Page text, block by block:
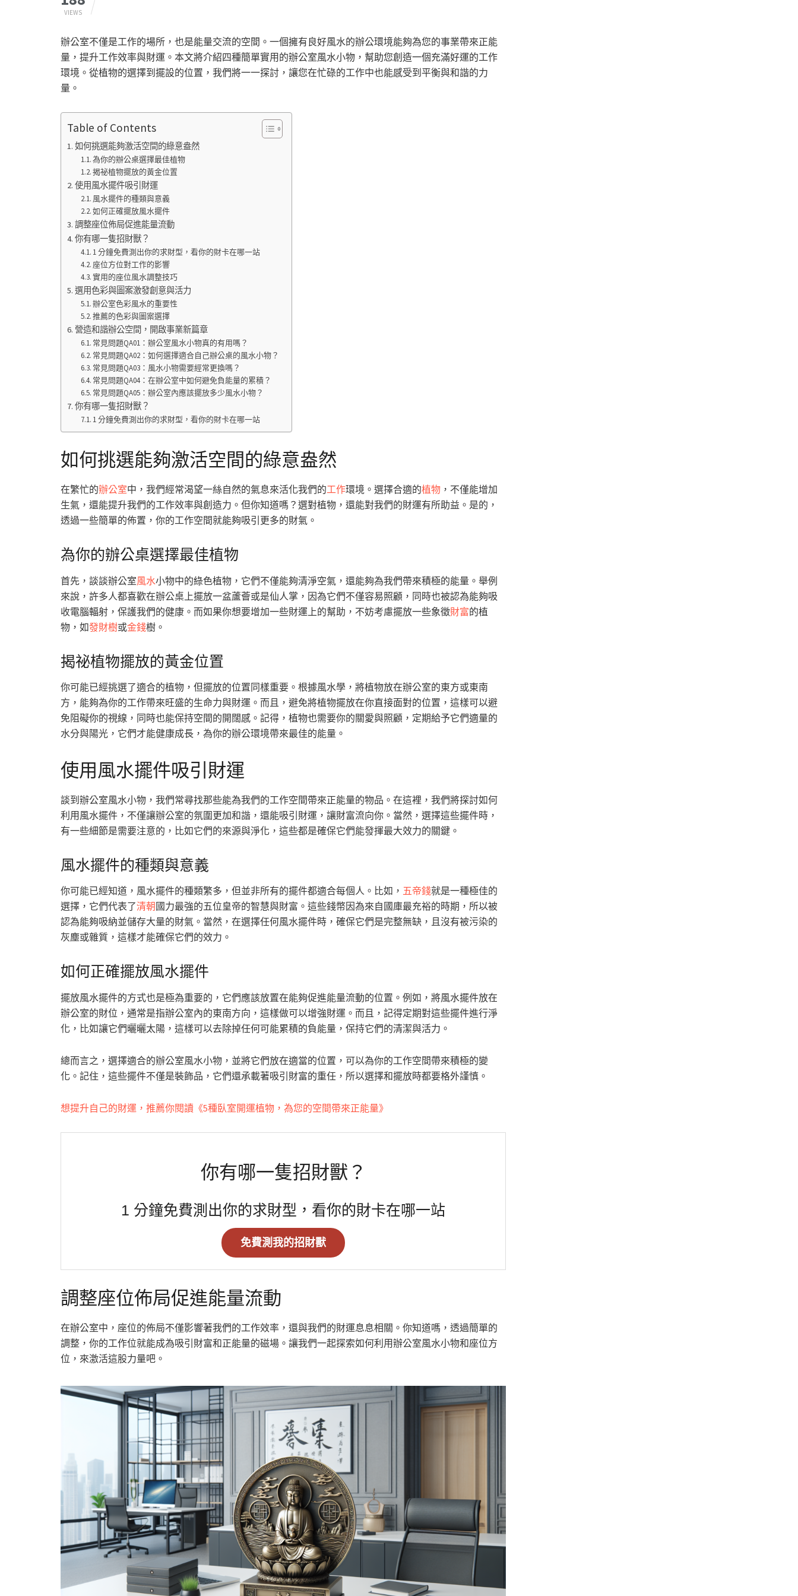
VIEWS
辦公室不僅是工作的場所，也是能量交流的空間。一個擁有良好風水的辦公環境能夠為您的事業帶來正能
量，提升工作效率與財運。本文將介紹四種簡單實用的辦公室風水小物，幫助您創造一個充滿好運的工作
環境。從植物的選擇到擺設的位置，我們將一一探討，讓您在忙碌的工作中也能感受到平衡與和諧的力
量。
Table of Contents
如何挑選能夠激活空間的綠意盎然
為你的辦公桌選擇最佳植物
揭祕植物擺放的黃金位置
使用風水擺件吸引財運
風水擺件的種類與意義
如何正確擺放風水擺件
調整座位佈局促進能量流動
你有哪一隻招財獸？
1 分鐘免費測出你的求財型，看你的財卡在哪一站
座位方位對工作的影響
實用的座位風水調整技巧
選用色彩與圖案激發創意與活力
辦公室色彩風水的重要性
推薦的色彩與圖案選擇
營造和諧辦公空間，開啟事業新篇章
常見問題QA01：辦公室風水小物真的有用嗎？
常見問題QA02：如何選擇適合自己辦公桌的風水小物？
常見問題QA03：風水小物需要經常更換嗎？
常見問題QA04：在辦公室中如何避免負能量的累積？
常見問題QA05：辦公室內應該擺放多少風水小物？
你有哪一隻招財獸？
1 分鐘免費測出你的求財型，看你的財卡在哪一站
如何挑選能夠激活空間的綠意盎然
在繁忙的辦公室中，我們經常渴望一絲自然的氣息來活化我們的工作環境。選擇合適的植物 ，不僅能增加
生氣，還能提升我們的工作效率與創造力。但你知道嗎？選對植物，還能對我們的財運有所助益。是的，
透過一些簡單的佈置，你的工作空間就能夠吸引更多的財氣。
為你的辦公桌選擇最佳植物
首先，談談辦公室風水小物中的綠色植物，它們不僅能夠清淨空氣，還能夠為我們帶來積極的能量。舉例
來說，許多人都喜歡在辦公桌上擺放一盆蘆薈或是仙人掌，因為它們不僅容易照顧，同時也被認為能夠吸
收電腦輻射，保護我們的健康。而如果你想要增加一些財運上的幫助，不妨考慮擺放一些象徵財富的植
物，如發財樹或金錢樹。
揭祕植物擺放的黃金位置
你可能已經挑選了適合的植物，但擺放的位置同樣重要。根據風水學，將植物放在辦公室的東方或東南
方，能夠為你的工作帶來旺盛的生命力與財運。而且，避免將植物擺放在你直接面對的位置，這樣可以避
免阻礙你的視線，同時也能保持空間的開闊感。記得，植物也需要你的關愛與照顧，定期給予它們適量的
水分與陽光，它們才能健康成長，為你的辦公環境帶來最佳的能量。
使用風水擺件吸引財運
談到辦公室風水小物，我們常尋找那些能為我們的工作空間帶來正能量的物品。在這裡，我們將探討如何
利用風水擺件，不僅讓辦公室的氛圍更加和諧，還能吸引財運，讓財富流向你。當然，選擇這些擺件時，
有一些細節是需要注意的，比如它們的來源與淨化，這些都是確保它們能發揮最大效力的關鍵。
風水擺件的種類與意義
你可能已經知道，風水擺件的種類繁多，但並非所有的擺件都適合每個人。比如， 五帝錢就是一種極佳的
選擇，它們代表了清朝 國力最強的五位皇帝的智慧與財富。這些錢幣因為來自國庫最充裕的時期，所以被
認為能夠吸納並儲存大量的財氣。當然，在選擇任何風水擺件時，確保它們是完整無缺，且沒有被污染的
灰塵或雜質，這樣才能確保它們的效力。
如何正確擺放風水擺件
擺放風水擺件的方式也是極為重要的，它們應該放置在能夠促進能量流動的位置。例如，將風水擺件放在
辦公室的財位，通常是指辦公室內的東南方向，這樣做可以增強財運。而且，記得定期對這些擺件進行淨
化，比如讓它們曬曬太陽，這樣可以去除掉任何可能累積的負能量，保持它們的清潔與活力。
總而言之，選擇適合的辦公室風水小物，並將它們放在適當的位置，可以為你的工作空間帶來積極的變
化。記住，這些擺件不僅是裝飾品，它們還承載著吸引財富的重任，所以選擇和擺放時都要格外謹慎。
想提升自己的財運，推薦你閱讀《5種臥室開運植物，為您的空間帶來正能量》
你有哪一隻招財獸？
1 分鐘免費測出你的求財型，看你的財卡在哪一站
免費測我的招財獸
調整座位佈局促進能量流動
在辦公室中，座位的佈局不僅影響著我們的工作效率，還與我們的財運息息相關。你知道嗎，透過簡單的
調整，你的工作位就能成為吸引財富和正能量的磁場。讓我們一起探索如何利用辦公室風水小物和座位方
位，來激活這股力量吧。